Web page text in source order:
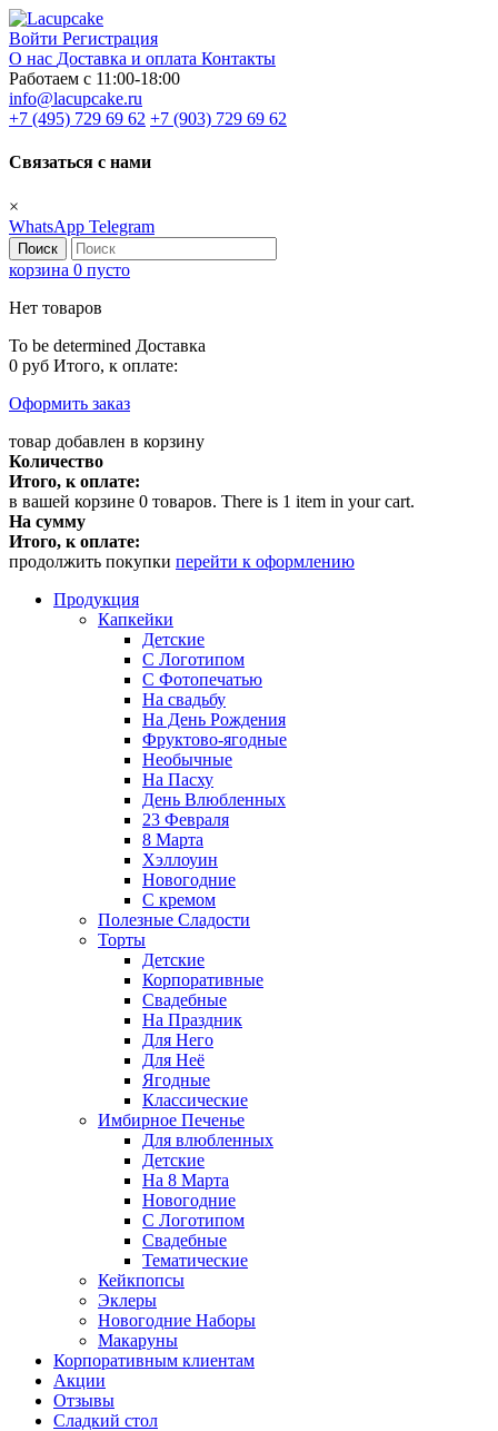
Войти Регистрация
О нас Доставка и оплата Контакты
Работаем с 11:00-18:00
info@lacupcake.ru
+7 (495) 729 69 62 +7 (903) 729 69 62
Связаться с нами
×
WhatsApp Telegram
Поиск
корзина 0 пусто
Нет товаров
To be determined Доставка
0 руб Итого, к оплате:
Оформить заказ
товар добавлен в корзину
Количество
Итого, к оплате:
в вашей корзине 0 товаров. There is 1 item in your cart.
На сумму
Итого, к оплате:
продолжить покупки перейти к оформлению
Продукция
Капкейки
Детские
С Логотипом
С Фотопечатью
На свадьбу
На День Рождения
Фруктово-ягодные
Необычные
На Пасху
День Влюбленных
23 Февраля
8 Марта
Хэллоуин
Новогодние
С кремом
Полезные Сладости
Торты
Детские
Корпоративные
Свадебные
На Праздник
Для Него
Для Неё
Ягодные
Классические
Имбирное Печенье
Для влюбленных
Детские
На 8 Марта
Новогодние
С Логотипом
Свадебные
Тематические
Кейкпопсы
Эклеры
Новогодние Наборы
Макаруны
Корпоративным клиентам
Акции
Отзывы
Сладкий стол